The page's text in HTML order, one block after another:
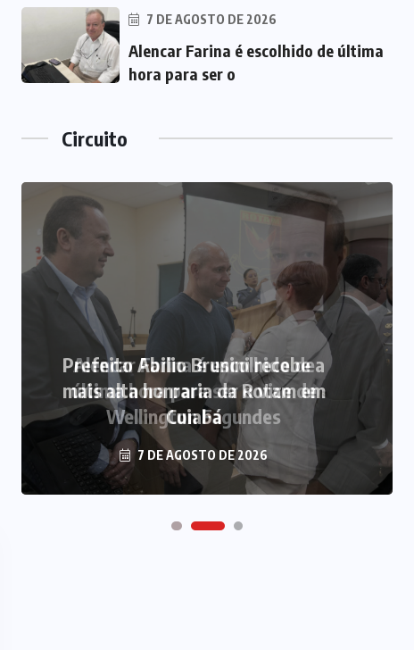
7 DE AGOSTO DE 2026
Alencar Farina é escolhido de última
hora para ser o
Circuito
Prefeito Abilio Brunini recebe a
mais alta honraria da Rotam em
Cuiabá
7 DE AGOSTO DE 2026